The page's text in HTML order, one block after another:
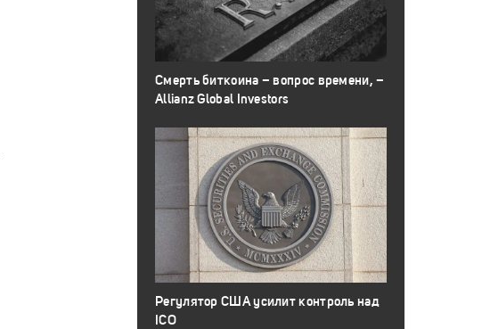
Смерть биткоина – вопрос времени, –
Allianz Global Investors
Регулятор США усилит контроль над
ICO